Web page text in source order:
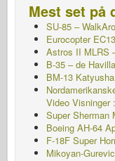
Mest set på
SU-85 –
Eurocopter
Astros II MLRS
B-35 – de
BM-13
Video Visninger
Super Sherman
Boeing AH-64
F-18F Super
Mikoyan-